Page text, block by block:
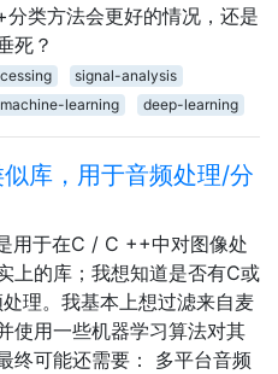
分类方法会更好的情况，还是
死？
signal-analysis
machine-learning deep-learning
库，用于音频处理/分
用于在C / C ++中对图像处
上的库；我想知道是否有C或
理。我基本上想过滤来自麦
使用一些机器学习算法对其
终可能还需要： 多平台音频